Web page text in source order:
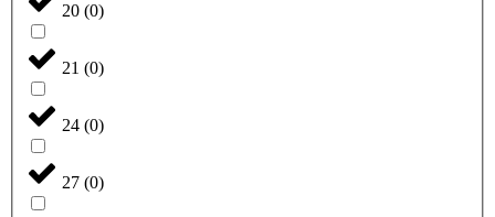
20 (0)
21 (0)
24 (0)
27 (0)